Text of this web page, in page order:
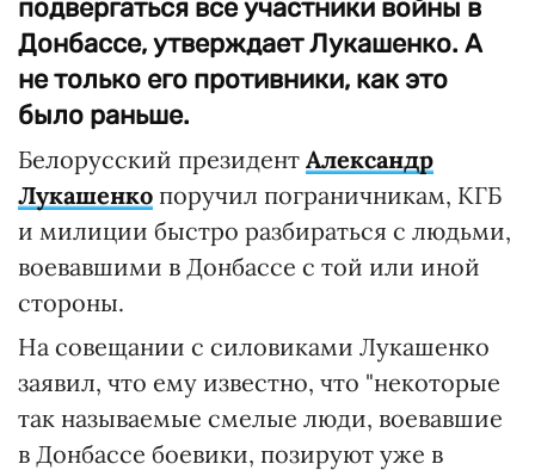
подвергаться все участники войны в
Донбассе, утверждает Лукашенко. А
не только его противники, как это
было раньше.
Белорусский президент Александр
Лукашенко поручил пограничникам, КГБ
и милиции быстро разбираться с людьми,
воевавшими в Донбассе с той или иной
стороны.
На совещании с силовиками Лукашенко
заявил, что ему известно, что "некоторые
так называемые смелые люди, воевавшие
в Донбассе боевики, позируют уже в